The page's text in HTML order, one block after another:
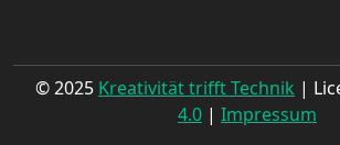
© 2025 Kreativität trifft Technik |
4.0 | Impressum